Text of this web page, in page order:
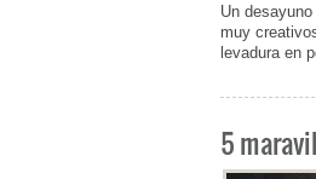
Un
muy
levadura en
5